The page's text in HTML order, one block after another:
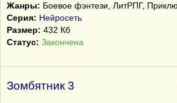
Жанры: Боевое фэнтези, ЛитРПГ,
Серия: Нейросеть
Размер: 432 Кб
Статус: Закончена
Зомбятник 3